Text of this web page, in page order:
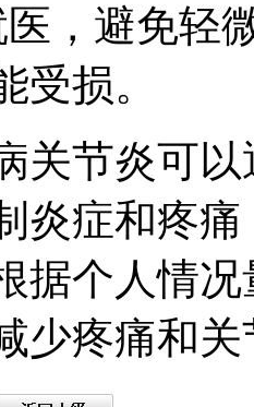
医，避免
受损。
关节炎可
炎症和疼
据个人情
少疼痛和